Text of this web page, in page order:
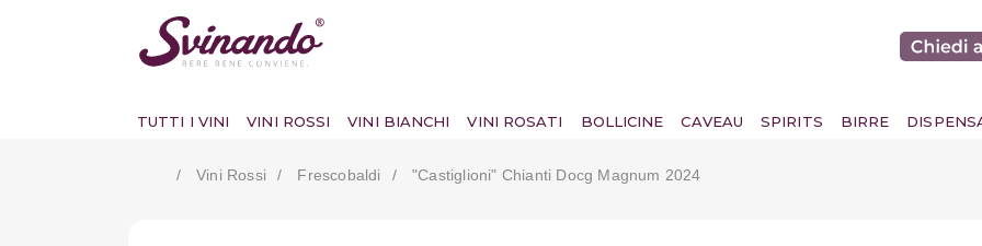
TUTTI I VINI VINI ROSSI VINI BIANCHI VINI ROSATI BOLLICINE CAVEAU SPIRITS BIRRE
Vini Rossi Frescobaldi "castiglioni" Chianti Docg Magnum 2024